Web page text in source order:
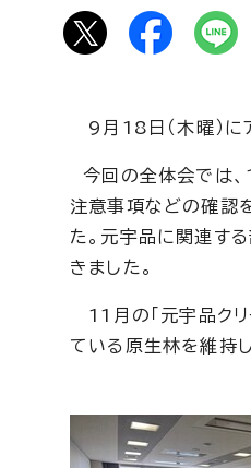
9月18日（木曜）に
今回の全体会では、
注意事項などの確認
た。元宇品に関連す
きました。
11月の「元宇品クリ
ている原生林を維持